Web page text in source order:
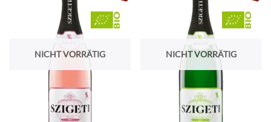
NICHT VORRÄTIG NICHT VORRÄTIG